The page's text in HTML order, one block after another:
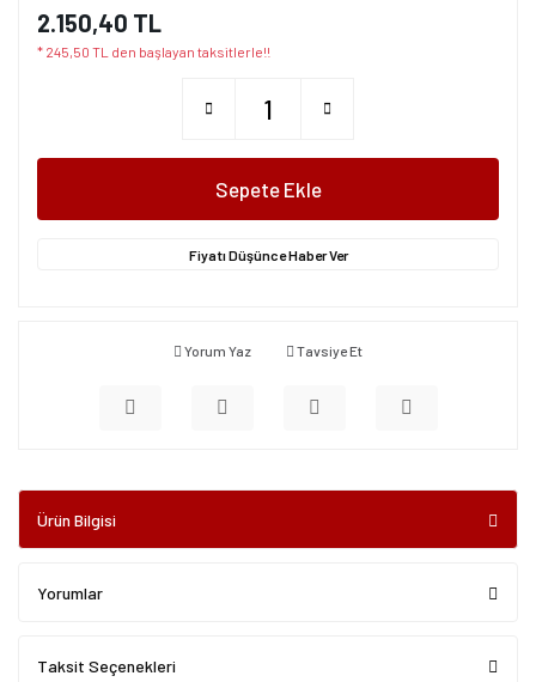
2.150,40 TL
* 245,50 TL den başlayan taksitlerle!!
Sepete Ekle
Fiyatı Düşünce Haber Ver
Yorum Yaz Tavsiye Et
Ürün Bilgisi
Yorumlar
Taksit Seçenekleri